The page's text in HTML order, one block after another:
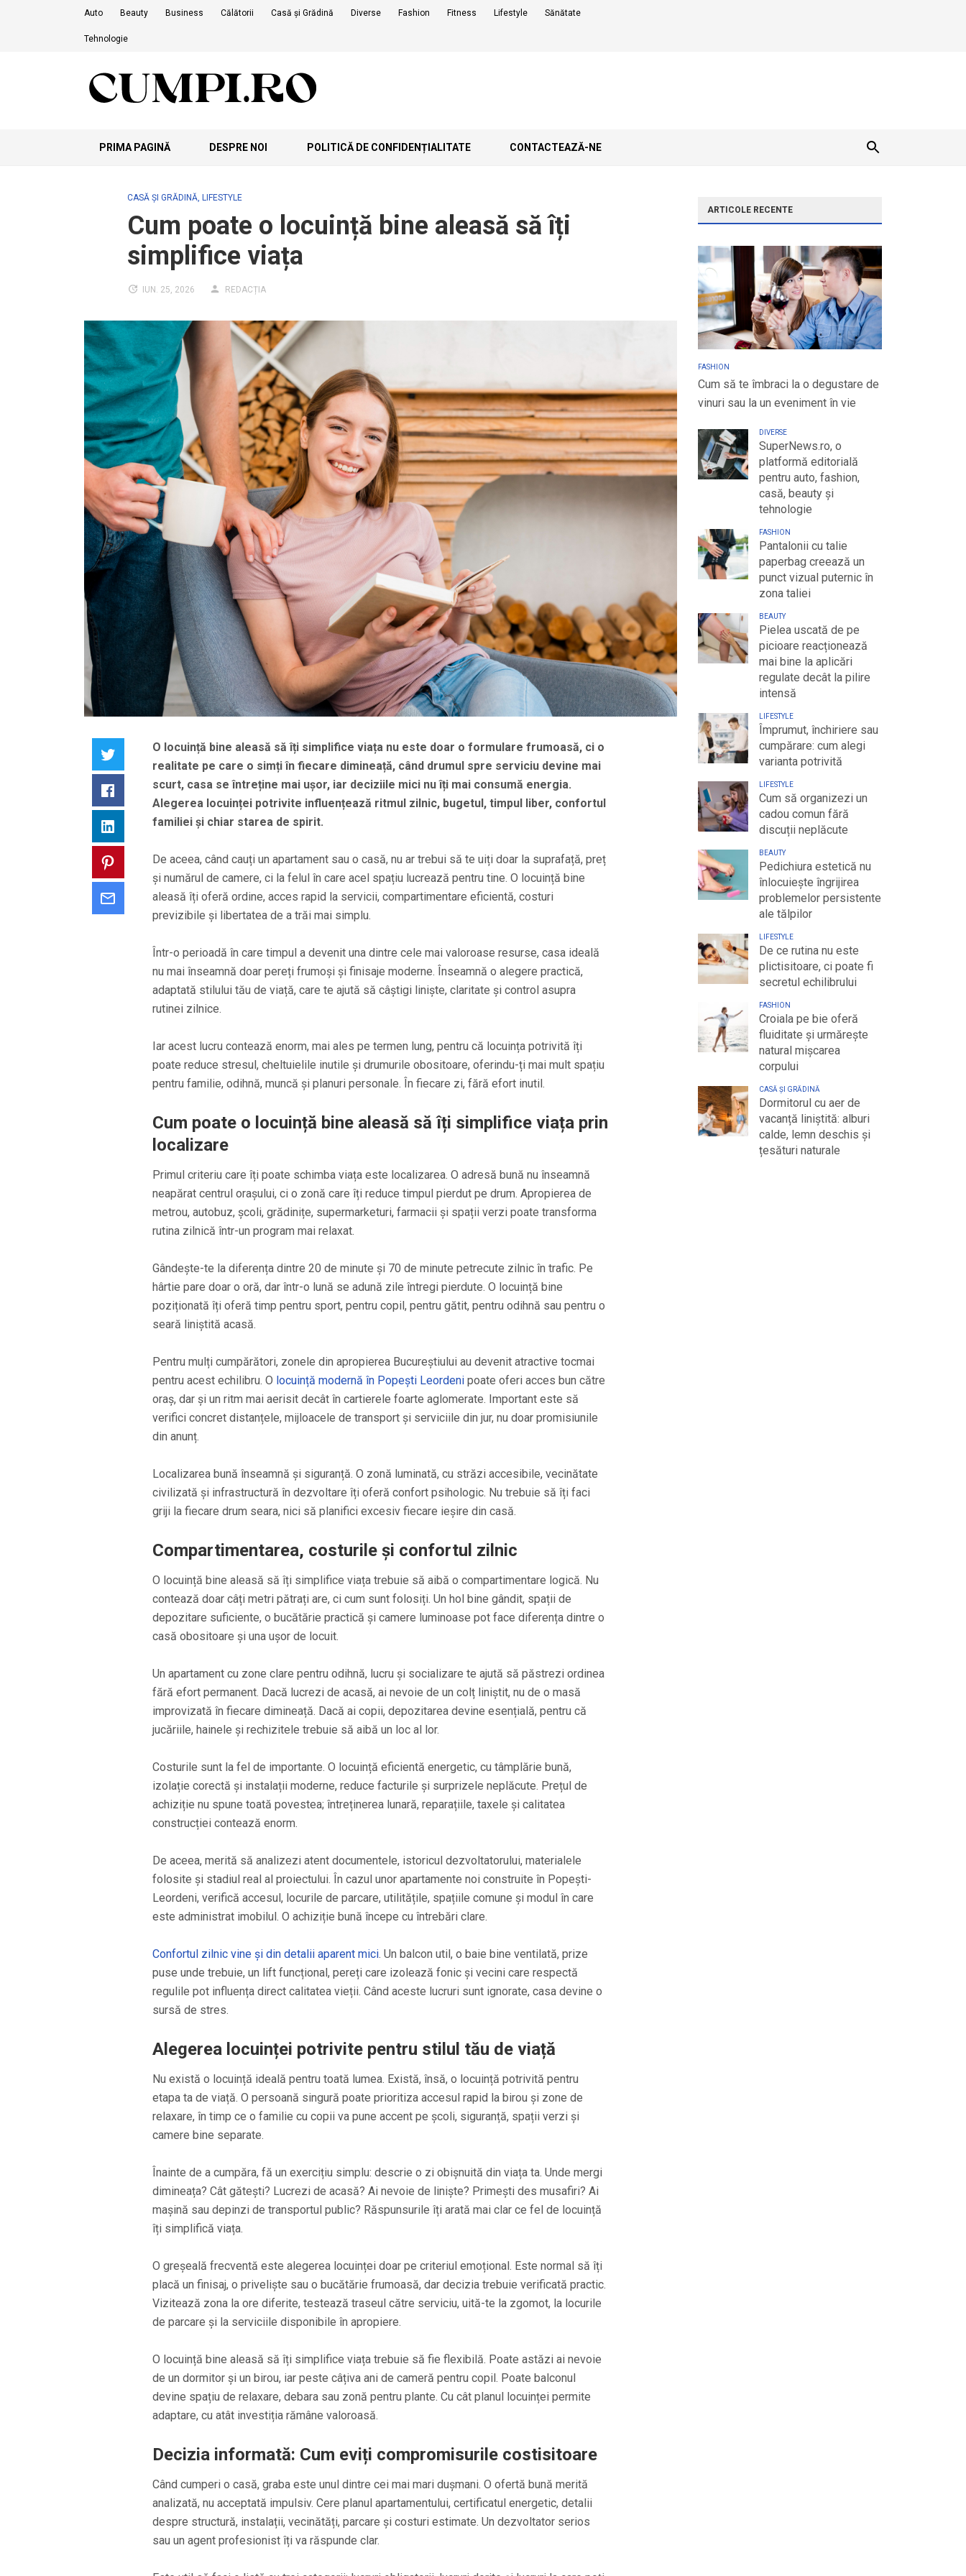
Auto Beauty Business Călătorii Casă și Grădină Diverse Fashion Fitness Lifestyle Sănătate
Tehnologie
PRIMA PAGINĂ DESPRE NOI POLITICĂ DE CONFIDENȚIALITATE CONTACTEAZĂ-NE
CASĂ ȘI GRĂDINĂ, LIFESTYLE
Cum poate o locuință bine aleasă să îți
simplifice viața
IUN. 25, 2026 REDACȚIA
Facebook
LinkedIn
Pinterest
O locuință bine aleasă să îți simplifice viața nu este doar o formulare frumoasă, ci o
realitate pe care o simți în fiecare dimineață, când drumul spre serviciu devine mai
scurt, casa se întreține mai ușor, iar deciziile mici nu îți mai consumă energia.
Alegerea locuinței potrivite influențează ritmul zilnic, bugetul, timpul liber, confortul
familiei și chiar starea de spirit.
De aceea, când cauți un apartament sau o casă, nu ar trebui să te uiți doar la suprafață, preț
și numărul de camere, ci la felul în care acel spațiu lucrează pentru tine. O locuință bine
aleasă îți oferă ordine, acces rapid la servicii, compartimentare eficientă, costuri
previzibile și libertatea de a trăi mai simplu.
Într-o perioadă în care timpul a devenit una dintre cele mai valoroase resurse, casa ideală
nu mai înseamnă doar pereți frumoși și finisaje moderne. Înseamnă o alegere practică,
adaptată stilului tău de viață, care te ajută să câștigi liniște, claritate și control asupra
rutinei zilnice.
Iar acest lucru contează enorm, mai ales pe termen lung, pentru că locuința potrivită îți
poate reduce stresul, cheltuielile inutile și drumurile obositoare, oferindu-ți mai mult spațiu
pentru familie, odihnă, muncă și planuri personale. În fiecare zi, fără efort inutil.
Cum poate o locuință bine aleasă să îți simplifice viața prin
localizare
Primul criteriu care îți poate schimba viața este localizarea. O adresă bună nu înseamnă
neapărat centrul orașului, ci o zonă care îți reduce timpul pierdut pe drum. Apropierea de
metrou, autobuz, școli, grădinițe, supermarketuri, farmacii și spații verzi poate transforma
rutina zilnică într-un program mai relaxat.
Gândește-te la diferența dintre 20 de minute și 70 de minute petrecute zilnic în trafic. Pe
hârtie pare doar o oră, dar într-o lună se adună zile întregi pierdute. O locuință bine
poziționată îți oferă timp pentru sport, pentru copil, pentru gătit, pentru odihnă sau pentru o
seară liniștită acasă.
Pentru mulți cumpărători, zonele din apropierea Bucureștiului au devenit atractive tocmai
pentru acest echilibru. O locuință modernă în Popești Leordenipoate oferi acces bun către
oraș, dar și un ritm mai aerisit decât în cartierele foarte aglomerate. Important este să
verifici concret distanțele, mijloacele de transport și serviciile din jur, nu doar promisiunile
din anunț.
Localizarea bună înseamnă și siguranță. O zonă luminată, cu străzi accesibile, vecinătate
civilizată și infrastructură în dezvoltare îți oferă confort psihologic. Nu trebuie să îți faci
griji la fiecare drum seara, nici să planifici excesiv fiecare ieșire din casă.
Compartimentarea, costurile și confortul zilnic
O locuință bine aleasă să îți simplifice viața trebuie să aibă o compartimentare logică. Nu
contează doar câți metri pătrați are, ci cum sunt folosiți. Un hol bine gândit, spații de
depozitare suficiente, o bucătărie practică și camere luminoase pot face diferența dintre o
casă obositoare și una ușor de locuit.
Un apartament cu zone clare pentru odihnă, lucru și socializare te ajută să păstrezi ordinea
fără efort permanent. Dacă lucrezi de acasă, ai nevoie de un colț liniștit, nu de o masă
improvizată în fiecare dimineață. Dacă ai copii, depozitarea devine esențială, pentru că
jucăriile, hainele și rechizitele trebuie să aibă un loc al lor.
Costurile sunt la fel de importante. O locuință eficientă energetic, cu tâmplărie bună,
izolație corectă și instalații moderne, reduce facturile și surprizele neplăcute. Prețul de
achiziție nu spune toată povestea; întreținerea lunară, reparațiile, taxele și calitatea
construcției contează enorm.
De aceea, merită să analizezi atent documentele, istoricul dezvoltatorului, materialele
folosite și stadiul real al proiectului. În cazul unor apartamente noi construite în Popești-
Leordeni, verifică accesul, locurile de parcare, utilitățile, spațiile comune și modul în care
este administrat imobilul. O achiziție bună începe cu întrebări clare.
Confortul zilnic vine și din detalii aparent mici. Un balcon util, o baie bine ventilată, prize
puse unde trebuie, un lift funcțional, pereți care izolează fonic și vecini care respectă
regulile pot influența direct calitatea vieții. Când aceste lucruri sunt ignorate, casa devine o
sursă de stres.
Alegerea locuinței potrivite pentru stilul tău de viață
Nu există o locuință ideală pentru toată lumea. Există, însă, o locuință potrivită pentru
etapa ta de viață. O persoană singură poate prioritiza accesul rapid la birou și zone de
relaxare, în timp ce o familie cu copii va pune accent pe școli, siguranță, spații verzi și
camere bine separate.
Înainte de a cumpăra, fă un exercițiu simplu: descrie o zi obișnuită din viața ta. Unde mergi
dimineața? Cât gătești? Lucrezi de acasă? Ai nevoie de liniște? Primești des musafiri? Ai
mașină sau depinzi de transportul public? Răspunsurile îți arată mai clar ce fel de locuință
îți simplifică viața.
O greșeală frecventă este alegerea locuinței doar pe criteriul emoțional. Este normal să îți
placă un finisaj, o priveliște sau o bucătărie frumoasă, dar decizia trebuie verificată practic.
Vizitează zona la ore diferite, testează traseul către serviciu, uită-te la zgomot, la locurile
de parcare și la serviciile disponibile în apropiere.
O locuință bine aleasă să îți simplifice viața trebuie să fie flexibilă. Poate astăzi ai nevoie
de un dormitor și un birou, iar peste câțiva ani de cameră pentru copil. Poate balconul
devine spațiu de relaxare, debara sau zonă pentru plante. Cu cât planul locuinței permite
adaptare, cu atât investiția rămâne valoroasă.
Decizia informată: Cum eviți compromisurile costisitoare
Când cumperi o casă, graba este unul dintre cei mai mari dușmani. O ofertă bună merită
analizată, nu acceptată impulsiv. Cere planul apartamentului, certificatul energetic, detalii
despre structură, instalații, vecinătăți, parcare și costuri estimate. Un dezvoltator serios
sau un agent profesionist îți va răspunde clar.
ARTICOLE RECENTE
FASHION
Cum să te îmbraci la o degustare de
vinuri sau la un eveniment în vie
DIVERSE
SuperNews.ro, o
platformă editorială
pentru auto, fashion,
casă, beauty și
tehnologie
FASHION
Pantalonii cu talie
paperbag creează un
punct vizual puternic în
zona taliei
BEAUTY
Pielea uscată de pe
picioare reacționează
mai bine la aplicări
regulate decât la pilire
intensă
LIFESTYLE
Împrumut, închiriere sau
cumpărare: cum alegi
varianta potrivită
LIFESTYLE
Cum să organizezi un
cadou comun fără
discuții neplăcute
BEAUTY
Pedichiura estetică nu
înlocuiește îngrijirea
problemelor persistente
ale tălpilor
LIFESTYLE
De ce rutina nu este
plictisitoare, ci poate fi
secretul echilibrului
FASHION
Croiala pe bie oferă
fluiditate și urmărește
natural mișcarea
corpului
CASĂ ȘI GRĂDINĂ
Dormitorul cu aer de
vacanță liniștită: alburi
calde, lemn deschis și
țesături naturale